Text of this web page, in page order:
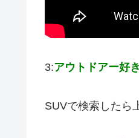
3:アウトドアー好き
SUVで検索したら